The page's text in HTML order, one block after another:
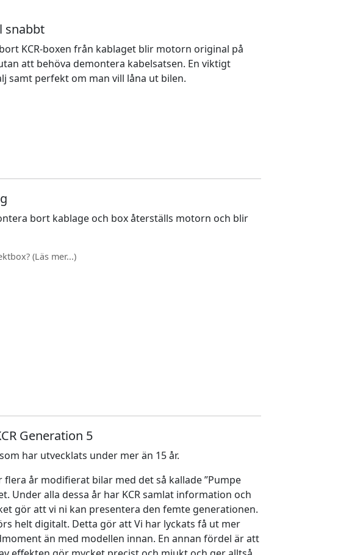
snabbt
KCR-boxen från kablaget blir motorn original på
att behöva demontera kabelsatsen. En viktigt
samt perfekt om man vill låna ut bilen.
bort kablage och box återställs motorn och blir
(Läs mer...)
Generation 5
har utvecklats under mer än 15 år.
flera år modifierat bilar med det så kallade ”Pumpe
Under alla dessa år har KCR samlat information och
gör att vi ni kan presentera den femte generationen.
helt digitalt. Detta gör att Vi har lyckats få ut mer
än med modellen innan. En annan fördel är att